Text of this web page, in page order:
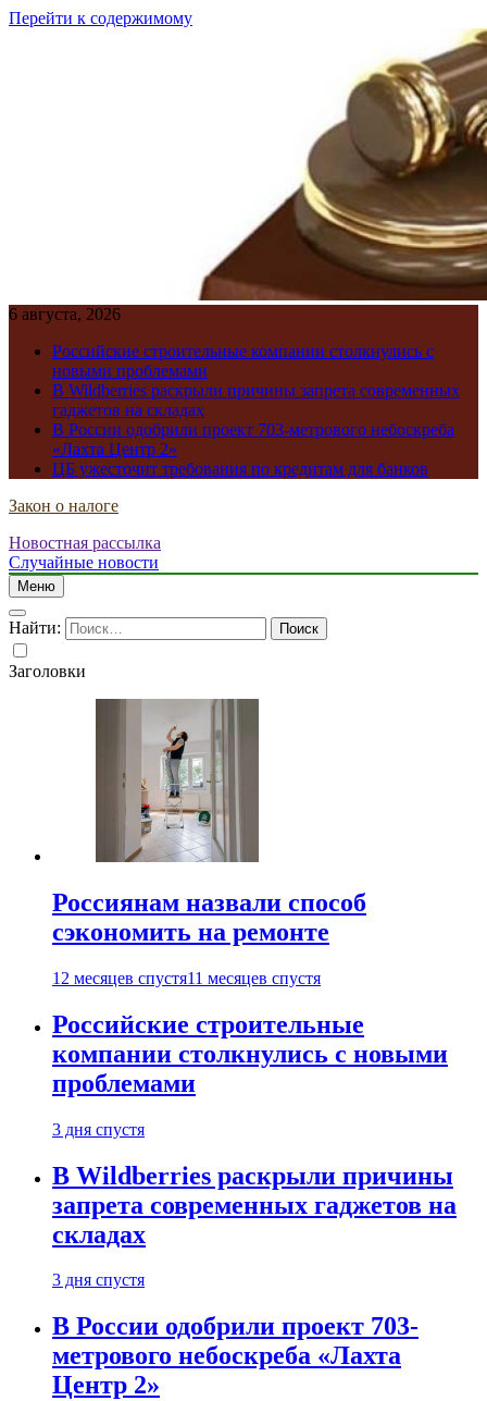
Перейти к содержимому
6 августа, 2026
Российские строительные компании столкнулись с
новыми проблемами
В Wildberries раскрыли причины запрета современных
гаджетов на складах
В России одобрили проект 703-метрового небоскреба
«Лахта Центр 2»
ЦБ ужесточит требования по кредитам для банков
Закон о налоге
Новостная рассылка
Случайные новости
Меню
Найти:
Заголовки
Россиянам назвали способ
сэкономить на ремонте
12 месяцев спустя11 месяцев спустя
Российские строительные
компании столкнулись с новыми
проблемами
3 дня спустя
В Wildberries раскрыли причины
запрета современных гаджетов на
складах
3 дня спустя
В России одобрили проект 703-
метрового небоскреба «Лахта
Центр 2»